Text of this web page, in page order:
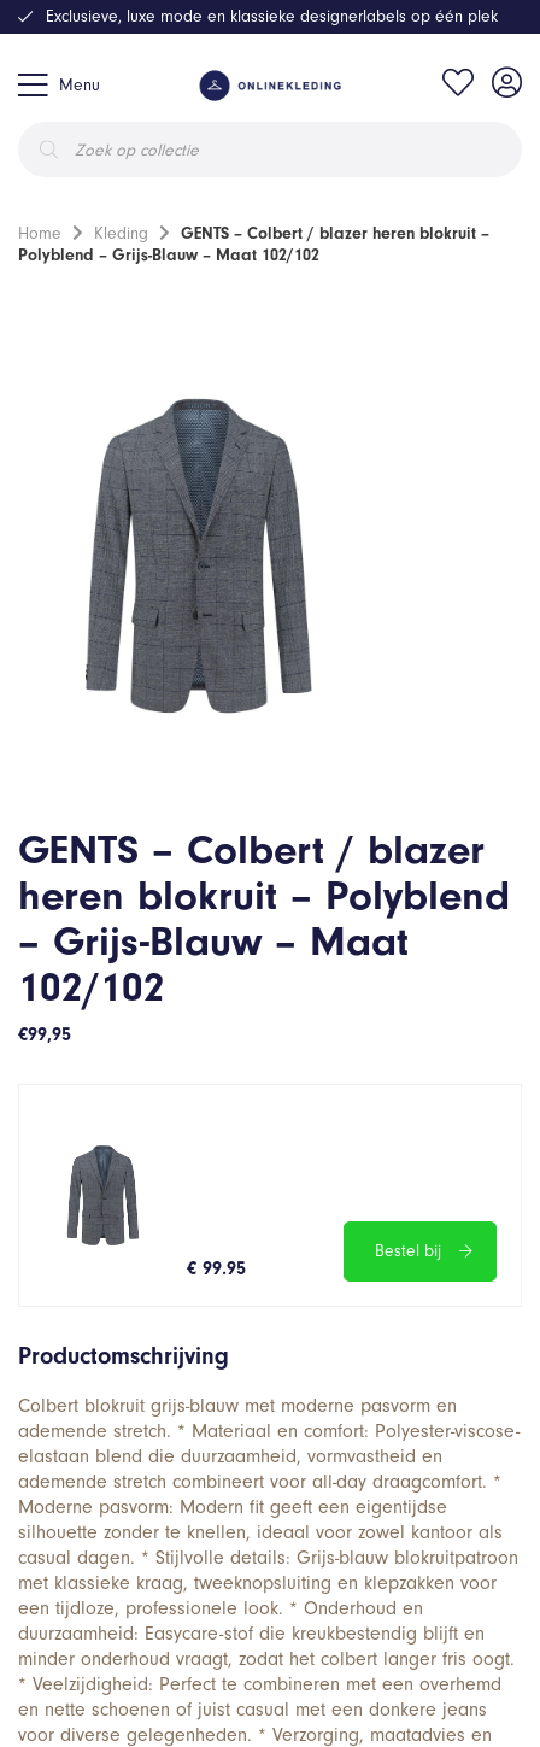
Menu
zoeken
Exclusieve, luxe mode en klassieke designerlabels op één plek
Home Kleding
GENTS – Colbert / blazer heren blokruit –
Polyblend – Grijs-Blauw – Maat 102/102
GENTS – Colbert / blazer
heren blokruit – Polyblend
– Grijs-Blauw – Maat
102/102
€99,95
€ 99.95
Bestel bij
Productomschrijving
Colbert blokruit grijs-blauw met moderne pasvorm en
ademende stretch. * Materiaal en comfort: Polyester-viscose-
elastaan blend die duurzaamheid, vormvastheid en
ademende stretch combineert voor all-day draagcomfort. *
Moderne pasvorm: Modern fit geeft een eigentijdse
silhouette zonder te knellen, ideaal voor zowel kantoor als
casual dagen. * Stijlvolle details: Grijs-blauw blokruitpatroon
met klassieke kraag, tweeknopsluiting en klepzakken voor
een tijdloze, professionele look. * Onderhoud en
duurzaamheid: Easycare-stof die kreukbestendig blijft en
minder onderhoud vraagt, zodat het colbert langer fris oogt.
* Veelzijdigheid: Perfect te combineren met een overhemd
en nette schoenen of juist casual met een donkere jeans
voor diverse gelegenheden. * Verzorging, maatadvies en